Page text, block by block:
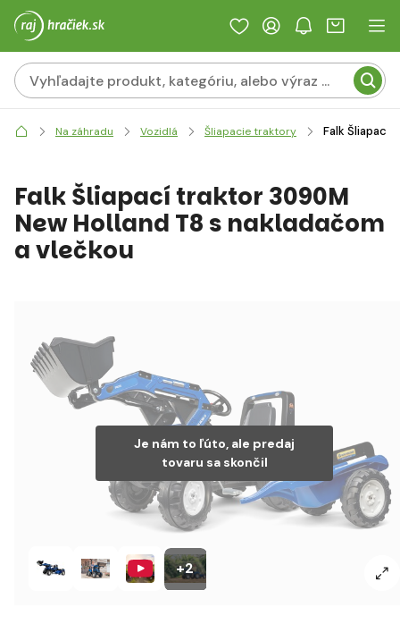
Na záhradu Vozidlá Šliapacie traktory Falk Šliapací
+2
Je nám to ľúto, ale predaj
tovaru sa skončil
Falk Šliapací traktor 3090M
New Holland T8 s nakladačom
a vlečkou